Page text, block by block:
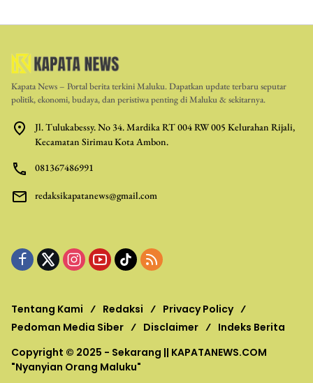
Kapata News – Portal berita terkini Maluku. Dapatkan update terbaru seputar
politik, ekonomi, budaya, dan peristiwa penting di Maluku & sekitarnya.
Jl. Tulukabessy. No 34. Mardika RT 004 RW 005 Kelurahan Rijali,
Kecamatan Sirimau Kota Ambon.
081367486991
redaksikapatanews@gmail.com
Tentang Kami Redaksi
Privacy Policy
Pedoman Media Siber
Disclaimer
Indeks Berita
Copyright © 2025 - Sekarang || KAPATANEWS.COM
"Nyanyian Orang Maluku"